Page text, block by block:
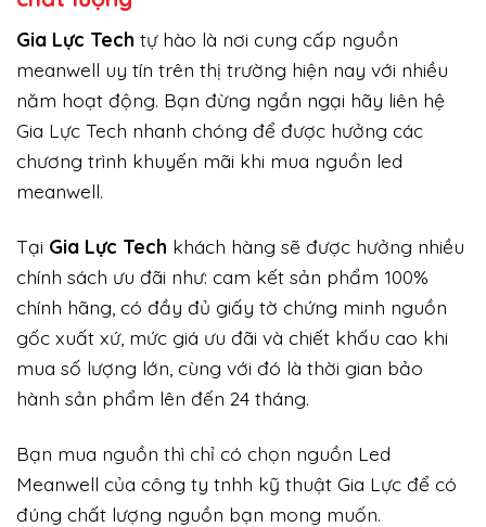
Gia Lực Tech tự hào là nơi cung cấp nguồn
meanwell uy tín trên thị trường hiện nay với nhiều
năm hoạt động. Bạn đừng ngần ngại hãy liên hệ
Gia Lực Tech nhanh chóng để được hưởng các
chương trình khuyến mãi khi mua nguồn led
meanwell.
Tại Gia Lực Tech khách hàng sẽ được hưởng nhiều
chính sách ưu đãi như: cam kết sản phẩm 100%
chính hãng, có đầy đủ giấy tờ chứng minh nguồn
gốc xuất xứ, mức giá ưu đãi và chiết khấu cao khi
mua số lượng lớn, cùng với đó là thời gian bảo
hành sản phẩm lên đến 24 tháng.
Bạn mua nguồn thì chỉ có chọn nguồn Led
Meanwell của công ty tnhh kỹ thuật Gia Lực để có
đúng chất lượng nguồn bạn mong muốn.